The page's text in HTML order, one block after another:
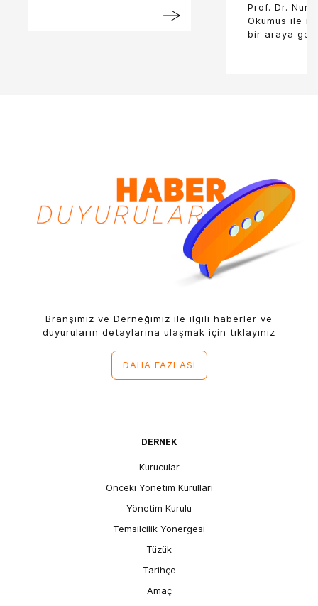
Prof. Dr.
Okumus ile
bir araya
Branşımız ve Derneğimiz ile ilgili haberler ve
duyuruların detaylarına ulaşmak için tıklayınız
DAHA FAZLASI
DERNEK
Kurucular
Önceki Yönetim Kurulları
Yönetim Kurulu
Temsilcilik Yönergesi
Tüzük
Tarihçe
Amaç